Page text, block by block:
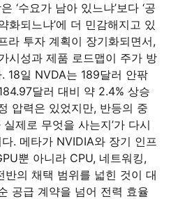
‘수요가 남아 있느냐’보다 ‘공
화되느냐’에 더 민감해지고 있
라 투자 계획이 장기화되면서,
시성과 제품 로드맵이 주가 방
18일 NVDA는 189달러 안팎
달러 대비 약 2.4% 상승
압력은 있었지만, 반등의 중
제로 무엇을 사는지’가 다시
. 메타가 NVIDIA와 장기 인프
뿐 아니라 CPU, 네트워킹,
반의 채택 범위를 넓힌 것이 대
공급 계약을 넘어 전력 효율